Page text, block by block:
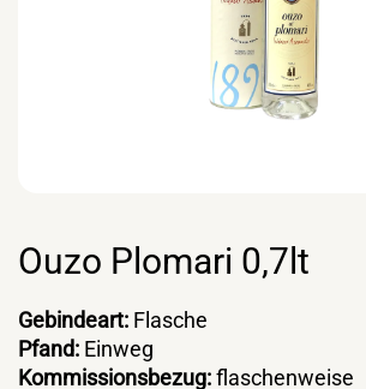
Ouzo Plomari 0,7lt
Gebindeart: Flasche
Pfand: Einweg
Kommissionsbezug:flaschenweise